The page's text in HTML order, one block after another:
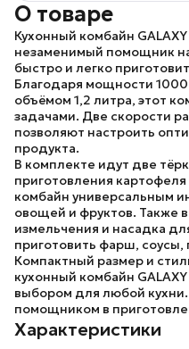
О товаре
Кухонный комбайн
незаменимый помощник
быстро и легко
Благодаря мощности
объёмом 1,2 литра, этот
задачами. Две скорости
позволяют настроить
продукта.
В комплекте идут две
приготовления
комбайн универсальным
овощей и фруктов. Также
измельчения и насадка
приготовить фарш, соусы,
Компактный размер и
кухонный комбайн
выбором для любой
помощником в
Характеристики